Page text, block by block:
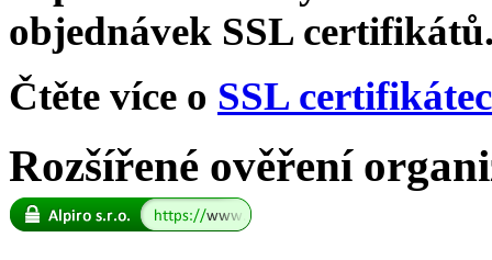
objednávek SSL
Čtěte více o SSL
Rozšířené ověření